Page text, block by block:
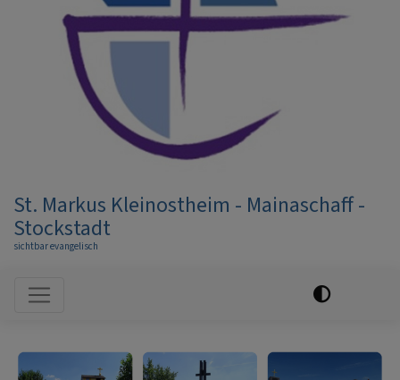
St. Markus Kleinostheim - Mainaschaff -
Stockstadt
sichtbar evangelisch
Hauptnavigation